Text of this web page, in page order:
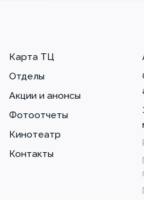
Карта ТЦ
Отделы
Акции и анонсы
Фотоотчеты
Кинотеатр
Контакты